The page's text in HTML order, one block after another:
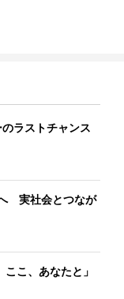
ラストチャンス
実社会とつなが
こ、あなたと」